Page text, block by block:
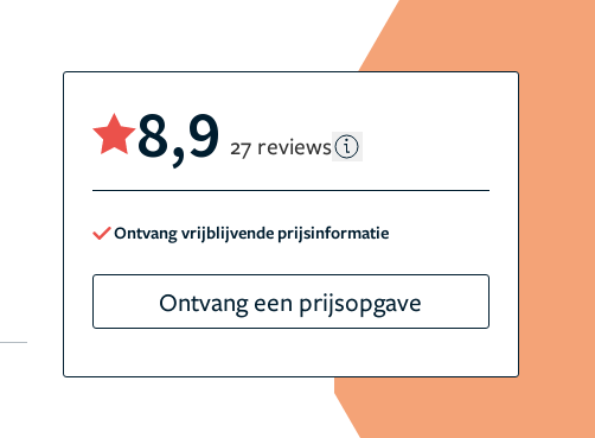
8,9 27 reviews
Ontvang vrijblijvende prijsinformatie
Ontvang een prijsopgave